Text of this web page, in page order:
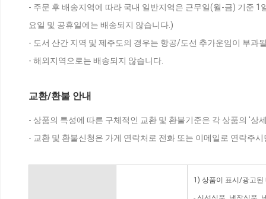
- 주문 후 배송지역에 따라 국내 일반지역은 근무일(월-금) 기준
요일 및 공휴일에는 배송되지 않습니다.)
- 도서 산간 지역 및 제주도의 경우는 항공/도선 추가운임이 부과
- 해외지역으로는 배송되지 않습니다.
교환/환불 안내
- 상품의 특성에 따른 구체적인 교환 및 환불기준은 각 상품의 '상
- 교환 및 환불신청은 가게 연락처로 전화 또는 이메일로 연락주
1) 상품이 표시/광고된